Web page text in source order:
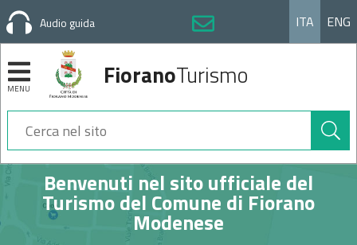
Audio guida ITA ENG
MENU FioranoTurismo
Cerca
nel
sito
Sezioni
Homepage
Benvenuti nel sito ufficiale del
Turismo del Comune di Fiorano
Modenese